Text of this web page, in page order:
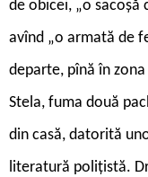
de obicei, „o sacoșă
avînd „o armată de
departe, pînă în
Stela, fuma două
din casă, datorită
literatură polițistă.